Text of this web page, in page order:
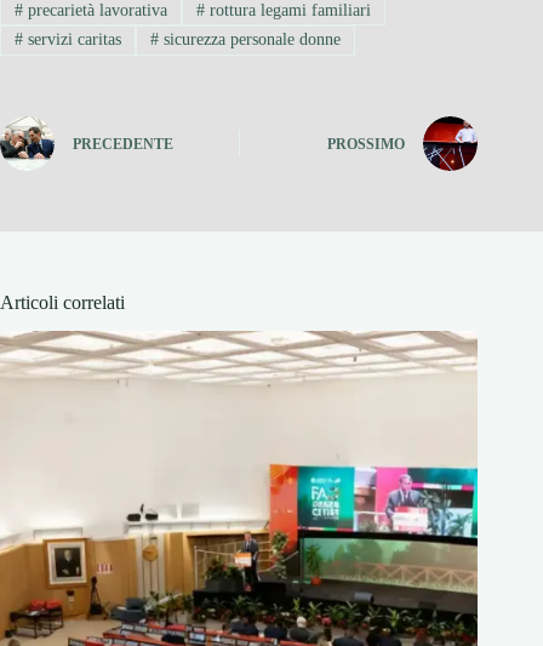
#precarietà lavorativa #rottura legami familiari
#servizi caritas #sicurezza personale donne
PRECEDENTE PROSSIMO
Articoli correlati